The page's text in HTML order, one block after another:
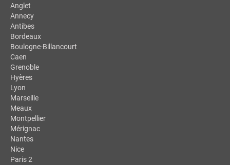
Anglet
Annecy
Antibes
Bordeaux
Boulogne-Billancourt
Caen
Grenoble
Hyères
Lyon
Marseille
Meaux
Montpellier
Mérignac
Nantes
Nice
Paris 2